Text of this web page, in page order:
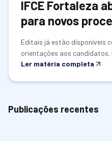
IFCE Fortaleza
para novos
Editais já estão disponíveis
orientações aos candidatos.
Ler matéria completa
Publicações recentes